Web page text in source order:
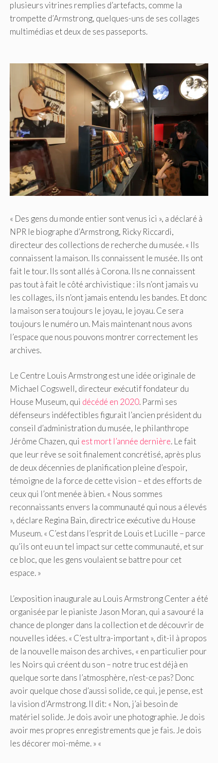
plusieurs vitrines remplies d’artefacts, comme la
trompette d’Armstrong, quelques-uns de ses collages
multimédias et deux de ses passeports.
« Des gens du monde entier sont venus ici », a déclaré à
NPR le biographe d’Armstrong, Ricky Riccardi,
directeur des collections de recherche du musée. « Ils
connaissent la maison. Ils connaissent le musée. Ils ont
fait le tour. Ils sont allés à Corona. Ils ne connaissent
pas tout à fait le côté archivistique : ils n’ont jamais vu
les collages, ils n’ont jamais entendu les bandes. Et donc
la maison sera toujours le joyau, le joyau. Ce sera
toujours le numéro un. Mais maintenant nous avons
l’espace que nous pouvons montrer correctement les
archives.
Le Centre Louis Armstrong est une idée originale de
Michael Cogswell, directeur exécutif fondateur du
House Museum, qui décédé en 2020. Parmi ses
défenseurs indéfectibles figurait l’ancien président du
conseil d’administration du musée, le philanthrope
Jérôme Chazen, qui est mort l’année dernière. Le fait
que leur rêve se soit finalement concrétisé, après plus
de deux décennies de planification pleine d’espoir,
témoigne de la force de cette vision – et des efforts de
ceux qui l’ont menée à bien. « Nous sommes
reconnaissants envers la communauté qui nous a élevés
», déclare Regina Bain, directrice exécutive du House
Museum. « C’est dans l’esprit de Louis et Lucille – parce
qu’ils ont eu un tel impact sur cette communauté, et sur
ce bloc, que les gens voulaient se battre pour cet
espace. »
L’exposition inaugurale au Louis Armstrong Center a été
organisée par le pianiste Jason Moran, qui a savouré la
chance de plonger dans la collection et de découvrir de
nouvelles idées. « C’est ultra-important », dit-il à propos
de la nouvelle maison des archives, « en particulier pour
les Noirs qui créent du son – notre truc est déjà en
quelque sorte dans l’atmosphère, n’est-ce pas? Donc
avoir quelque chose d’aussi solide, ce qui, je pense, est
la vision d’Armstrong. Il dit: « Non, j’ai besoin de
matériel solide. Je dois avoir une photographie. Je dois
avoir mes propres enregistrements que je fais. Je dois
les décorer moi-même. » «